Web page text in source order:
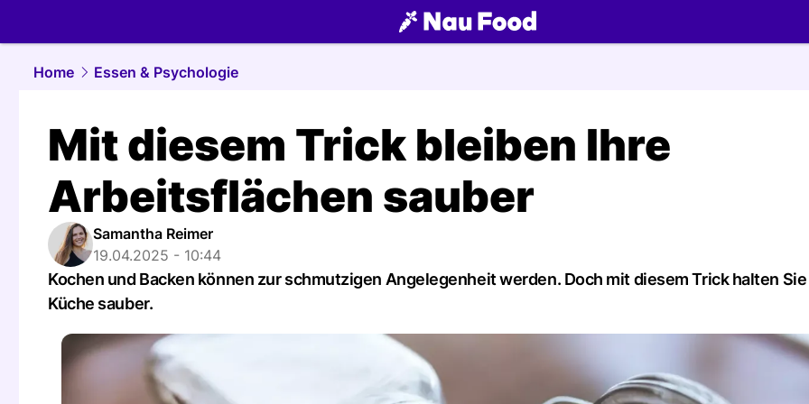
food.NAU.ch
Home
Essen & Psychologie
Mit diesem Trick bleiben Ihre
Arbeitsflächen sauber
Samantha Reimer
19.04.2025 - 10:44
Kochen und Backen können zur schmutzigen Angelegenheit werden. Doch mit diesem Trick halten
Küche sauber.